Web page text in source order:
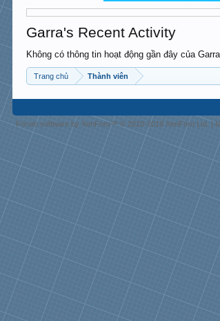
Garra's Recent Activity
Không có thông tin hoạt động gần đây của Garra.
Trang chủ Thành viên
Forum software by XenForo™© 2010-2018 XenForo Ltd. |